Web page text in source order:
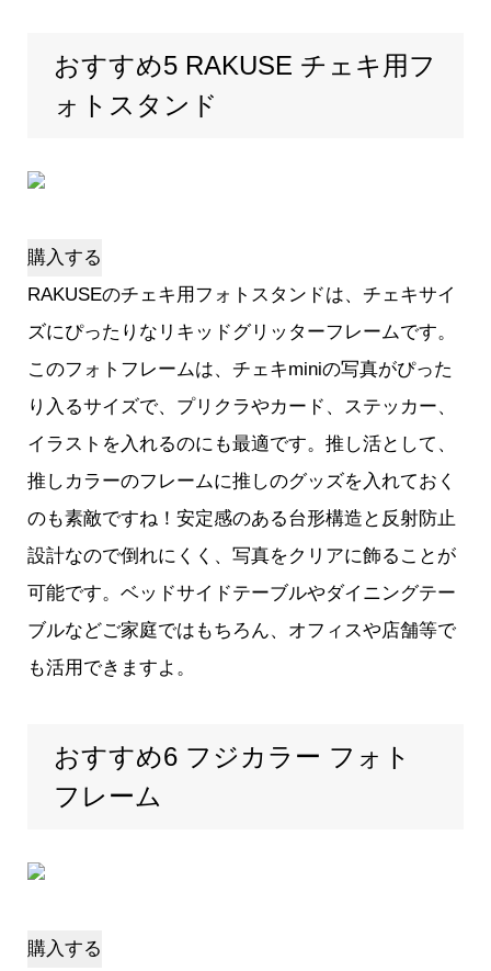
おすすめ5 RAKUSE チェキ用フ
ォトスタンド
購入する
RAKUSEのチェキ用フォトスタンドは、チェキサイ
ズにぴったりなリキッドグリッターフレームです。
このフォトフレームは、チェキminiの写真がぴった
り入るサイズで、プリクラやカード、ステッカー、
イラストを入れるのにも最適です。推し活として、
推しカラーのフレームに推しのグッズを入れておく
のも素敵ですね！安定感のある台形構造と反射防止
設計なので倒れにくく、写真をクリアに飾ることが
可能です。ベッドサイドテーブルやダイニングテー
ブルなどご家庭ではもちろん、オフィスや店舗等で
も活用できますよ。
おすすめ6 フジカラー フォト
フレーム
購入する